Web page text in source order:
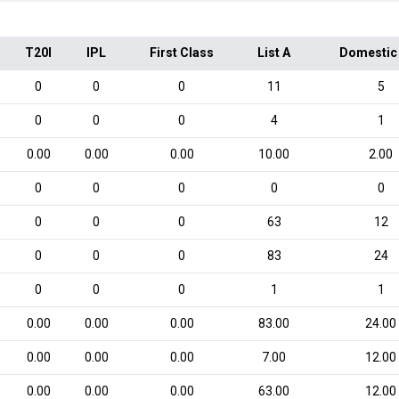
T20I IPL First Class List A
0 0 0 11 5
0 0 0 4 1
0.00 0.00 0.00 10.00 2.00
0 0 0 0 0
0 0 0 63 12
0 0 0 83 24
0 0 0 1 1
0.00 0.00 0.00 83.00 24.00
0.00 0.00 0.00 7.00 12.00
0.00 0.00 0.00 63.00 12.00